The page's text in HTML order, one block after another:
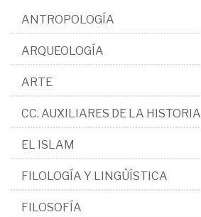
ANTROPOLOGÍA
ARQUEOLOGÍA
ARTE
CC. AUXILIARES DE LA HISTORIA
EL ISLAM
FILOLOGÍA Y LINGÜÍSTICA
FILOSOFÍA